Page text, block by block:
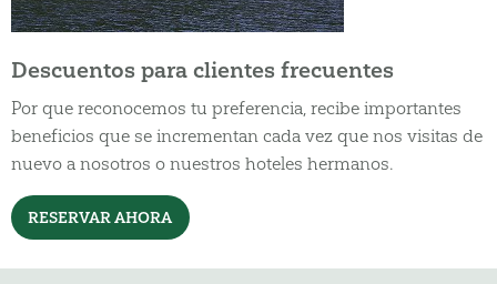
Descuentos para clientes frecuentes
Por que reconocemos tu preferencia, recibe importantes
beneficios que se incrementan cada vez que nos visitas de
nuevo a nosotros o nuestros hoteles hermanos.
RESERVAR AHORA